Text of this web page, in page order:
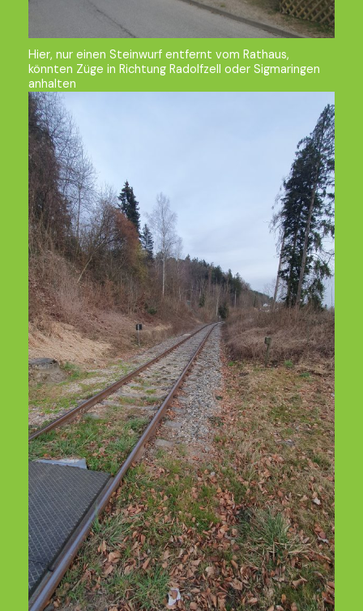
Hier, nur einen Steinwurf entfernt vom Rathaus,
könnten Züge in Richtung Radolfzell oder Sigmaringen
anhalten